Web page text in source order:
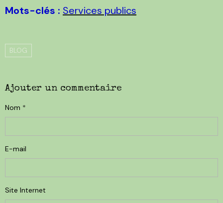
Mots-clés : Services publics
BLOG
Ajouter un commentaire
Nom
E-mail
Site Internet